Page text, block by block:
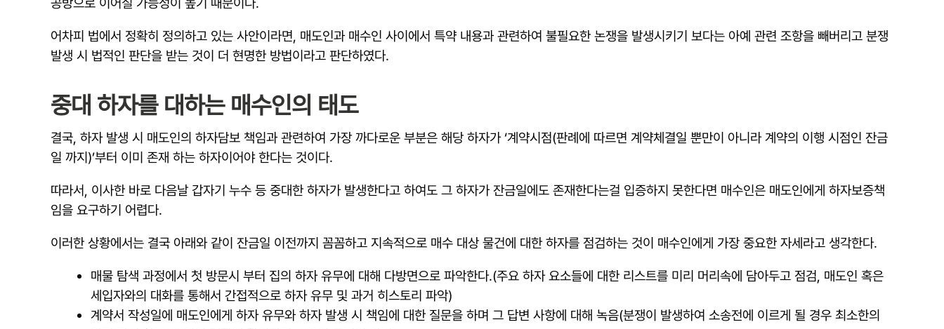
어차피 법에서 정확히 정의하고 있는 사안이라면, 매도인과 매수인 사이에서 특약 내용과 관련하여 불필요한 논쟁을 발생시키기 보다는 아예 관련 조항을 빼버리고 분쟁
발생 시 법적인 판단을 받는 것이 더 현명한 방법이라고 판단하였다.
중대 하자를 대하는 매수인의 태도
결국, 하자 발생 시 매도인의 하자담보 책임과 관련하여 가장 까다로운 부분은 해당 하자가 ‘계약시점(판례에 따르면 계약체결일 뿐만이 아니라 계약의 이행 시점인 잔금
일 까지)’부터 이미 존재 하는 하자이어야 한다는 것이다.
따라서, 이사한 바로 다음날 갑자기 누수 등 중대한 하자가 발생한다고 하여도 그 하자가 잔금일에도 존재한다는걸 입증하지 못한다면 매수인은 매도인에게 하자보증책
임을 요구하기 어렵다.
이러한 상황에서는 결국 아래와 같이 잔금일 이전까지 꼼꼼하고 지속적으로 매수 대상 물건에 대한 하자를 점검하는 것이 매수인에게 가장 중요한 자세라고 생각한다.
매물 탐색 과정에서 첫 방문시 부터 집의 하자 유무에 대해 다방면으로 파악한다.(주요 하자 요소들에 대한 리스트를 미리 머리속에 담아두고 점검, 매도인 혹은
세입자와의 대화를 통해서 간접적으로 하자 유무 및 과거 히스토리 파악)
계약서 작성일에 매도인에게 하자 유무와 하자 발생 시 책임에 대한 질문을 하며 그 답변 사항에 대해 녹음(분쟁이 발생하여 소송전에 이르게 될 경우 최소한의